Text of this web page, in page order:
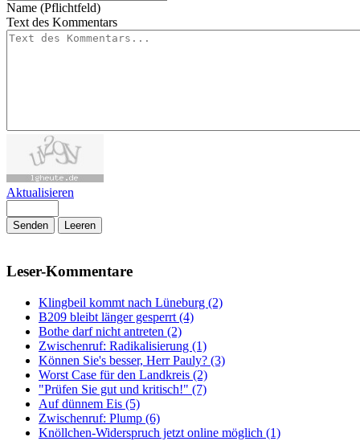
Name (Pflichtfeld)
Text des Kommentars
Aktualisieren
Senden Leeren
Leser-Kommentare
Klingbeil kommt nach Lüneburg (2)
B209 bleibt länger gesperrt (4)
Bothe darf nicht antreten (2)
Zwischenruf: Radikalisierung (1)
Können Sie's besser, Herr Pauly? (3)
Worst Case für den Landkreis (2)
"Prüfen Sie gut und kritisch!" (7)
Auf dünnem Eis (5)
Zwischenruf: Plump (6)
Knöllchen-Widerspruch jetzt online möglich (1)